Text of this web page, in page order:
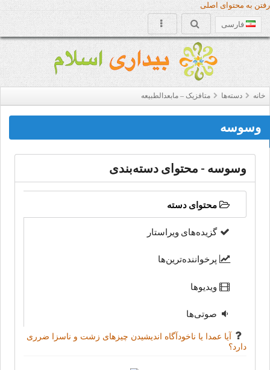
رفتن به محتوای اصلی
فارسی
خانه دسته‌‌ها متافزیک – مابعدالطبیعه
وسوسه
وسوسه - محتوای دسته‌بندی
محتوای دسته
گزیده‌های ویراستار
پرخواننده‌ترین‌ها
ویدیوها
صوتی‌ها
آیا عمدا یا ناخودآگاه اندیشیدن چیزهای زشت و ناسزا ضرری
دارد؟